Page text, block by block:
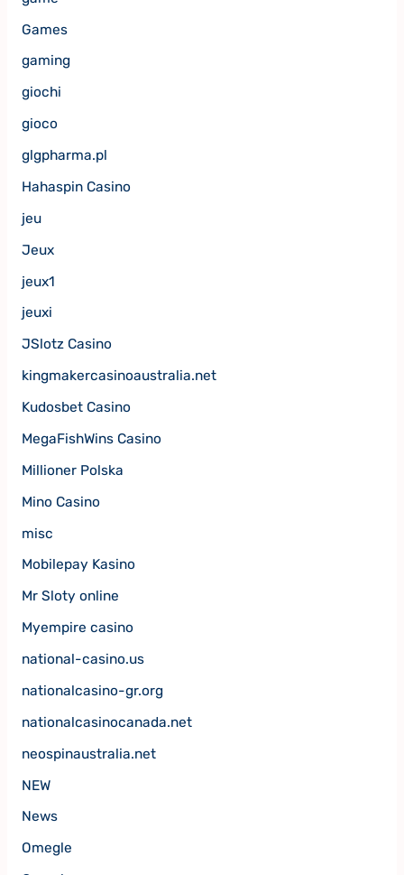
Games
gaming
giochi
gioco
glgpharma.pl
Hahaspin Casino
jeu
Jeux
jeux1
jeuxi
JSlotz Casino
kingmakercasinoaustralia.net
Kudosbet Casino
MegaFishWins Casino
Millioner Polska
Mino Casino
misc
Mobilepay Kasino
Mr Sloty online
Myempire casino
national-casino.us
nationalcasino-gr.org
nationalcasinocanada.net
neospinaustralia.net
NEW
News
Omegle